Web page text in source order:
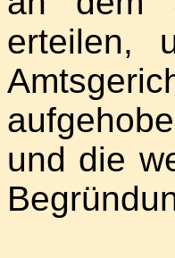
erteilen,
und die